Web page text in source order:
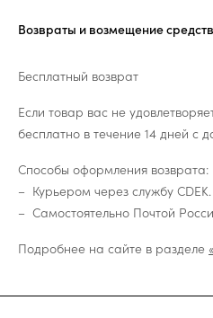
Возвраты и возмещение средств
Бесплатный возврат
Если товар вас не
бесплатно в течение 14 дней с
Способы оформления возврата:
Курьером через службу CDEK.
Самостоятельно Почтой
Подробнее на сайте в разделе